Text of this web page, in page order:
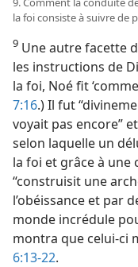
la foi consiste à suivre de
9 Une autre facette
les instructions de
la foi, Noé fit
7:16.) Il fut
voyait pas encore”
selon laquelle un
la foi et grâce à une
“construisit une
l’obéissance et par
monde incrédule
montra que celui-ci
6:13-22.